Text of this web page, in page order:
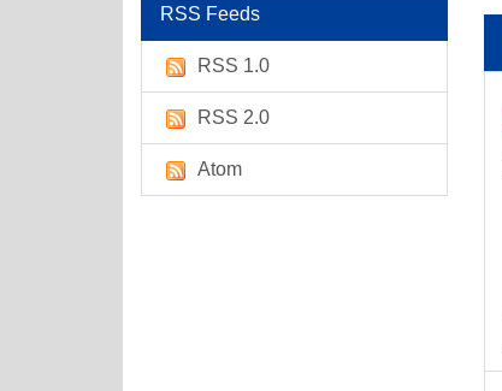
RSS Feeds
RSS 1.0
RSS 2.0
Atom